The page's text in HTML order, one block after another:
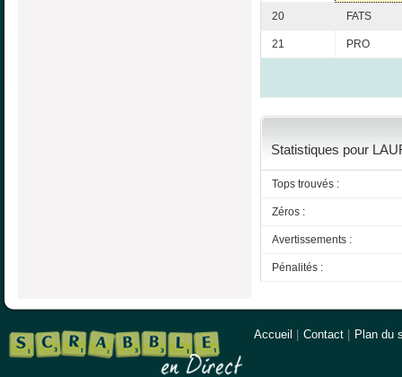
20 FATS
21 PRO
Statistiques pour
Tops trouvés :
Zéros :
Avertissements :
Pénalités :
Accueil Contact Plan du